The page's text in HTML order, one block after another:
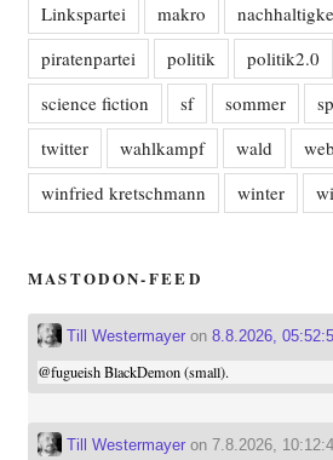
Linkspartei
makro
piratenpartei
politik politik2.0
science fiction
sf sommer
twitter
wahlkampf wald
winfried kretschmann
winter
MASTODON-FEED
Till Westermayeron 8.8.2026,
@fugueishBlackDemon (small).
Till Westermayeron 7.8.2026,